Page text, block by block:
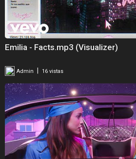
Emilia - Facts.mp3 (Visualizer)
Admin 16 vistas